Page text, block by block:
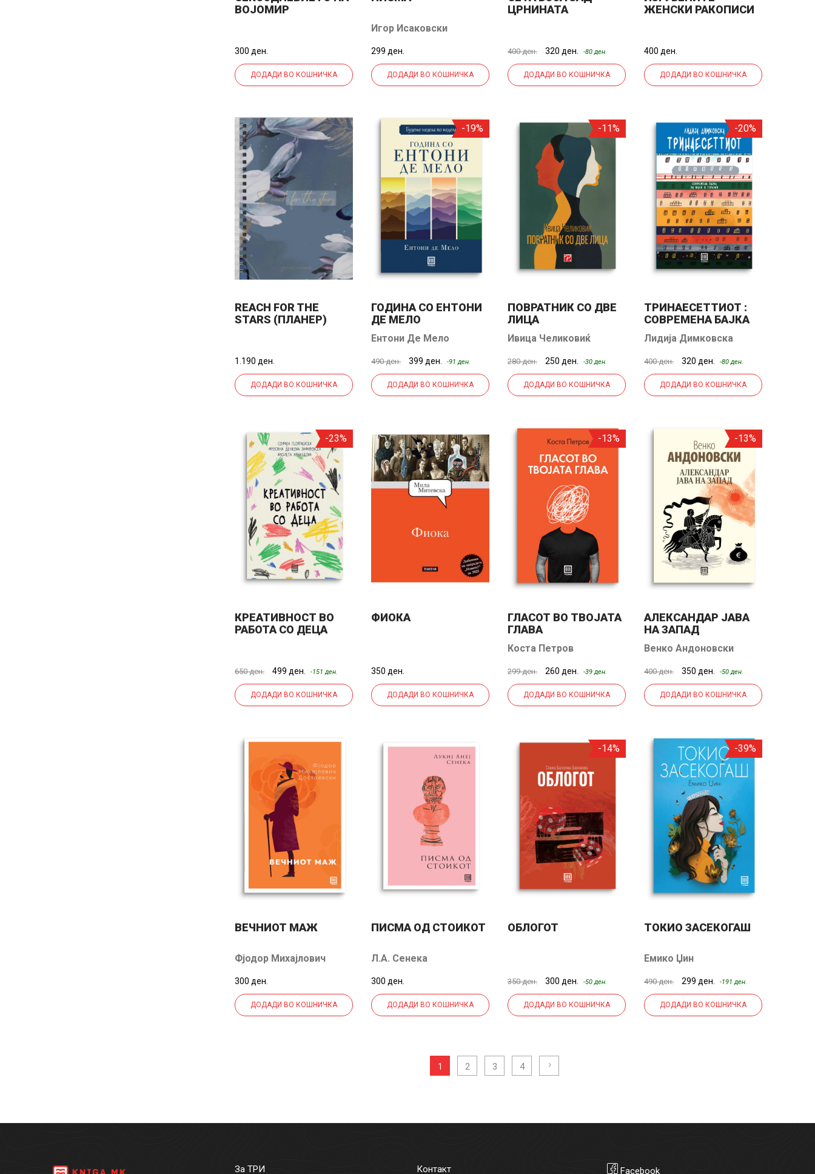
ВОЈОМИР
300 ден.
ДОДАДИ ВО КОШНИЧКА
Игор Исаковски
299 ден.
ДОДАДИ ВО КОШНИЧКА
ЦРНИНАТА
400 ден. 320 ден. -80 ден.
ДОДАДИ ВО КОШНИЧКА
ЖЕНСКИ РАКОПИСИ
400 ден.
ДОДАДИ ВО КОШНИЧКА
REACH FOR THE
STARS (ПЛАНЕР)
1.190 ден.
ДОДАДИ ВО КОШНИЧКА
-19%
ГОДИНА СО ЕНТОНИ
ДЕ МЕЛО
Ентони Де Мело
490 ден. 399 ден. -91 ден.
ДОДАДИ ВО КОШНИЧКА
-11%
ПОВРАТНИК СО ДВЕ
ЛИЦА
Ивица Челиковиќ
280 ден. 250 ден. -30 ден.
ДОДАДИ ВО КОШНИЧКА
-20%
ТРИНАЕСЕТТИОТ :
СОВРЕМЕНА БАЈКА
ЗА МАЛИ И ГОЛЕМИ
Лидија Димковска
400 ден. 320 ден. -80 ден.
ДОДАДИ ВО КОШНИЧКА
-23%
КРЕАТИВНОСТ ВО
РАБОТА СО ДЕЦА
650 ден. 499 ден. -151 ден.
ДОДАДИ ВО КОШНИЧКА
ФИОКА
350 ден.
ДОДАДИ ВО КОШНИЧКА
-13%
ГЛАСОТ ВО ТВОЈАТА
ГЛАВА
Коста Петров
299 ден. 260 ден. -39 ден.
ДОДАДИ ВО КОШНИЧКА
-13%
АЛЕКСАНДАР ЈАВА
НА ЗАПАД
Венко Андоновски
400 ден. 350 ден. -50 ден.
ДОДАДИ ВО КОШНИЧКА
ВЕЧНИОТ МАЖ
Фјодор Михајлович
300 ден.
ДОДАДИ ВО КОШНИЧКА
ПИСМА ОД СТОИКОТ
Л.А. Сенека
300 ден.
ДОДАДИ ВО КОШНИЧКА
-14%
ОБЛОГОТ
350 ден. 300 ден. -50 ден.
ДОДАДИ ВО КОШНИЧКА
-39%
ТОКИО ЗАСЕКОГАШ
Емико Џин
490 ден. 299 ден. -191 ден.
ДОДАДИ ВО КОШНИЧКА
1 2 3 4
За ТРИ Контакт Facebook